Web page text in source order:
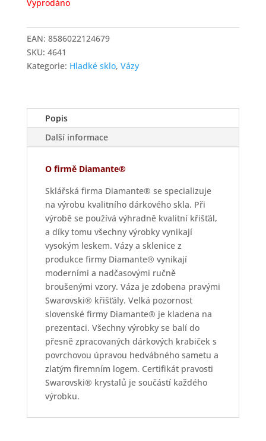
Vyprodáno
EAN: 8586022124679
SKU: 4641
Kategorie: Hladké sklo, Vázy
Popis
Další informace
O firmě Diamante®
Sklářská firma Diamante® se specializuje
na výrobu kvalitního dárkového skla. Při
výrobě se používá výhradně kvalitní křišťál,
a díky tomu všechny výrobky vynikají
vysokým leskem. Vázy a sklenice z
produkce firmy Diamante® vynikají
moderními a nadčasovými ručně
broušenými vzory. Váza je zdobena pravými
Swarovski® křišťály. Velká pozornost
slovenské firmy Diamante® je kladena na
prezentaci. Všechny výrobky se balí do
přesně zpracovaných dárkových krabiček s
povrchovou úpravou hedvábného sametu a
zlatým firemním logem. Certifikát pravosti
Swarovski® krystalů je součástí každého
výrobku.